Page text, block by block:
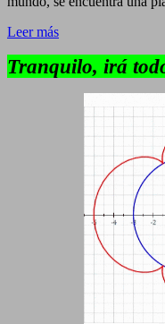
Leer más
Tranquilo, irá